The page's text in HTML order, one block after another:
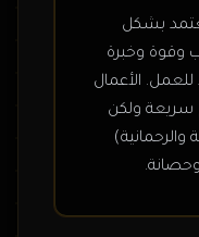
بشكل
وقوة وخبرة
للعمل. الأعمال
سريعة ولكن
والرحمانية)
وحصانة.